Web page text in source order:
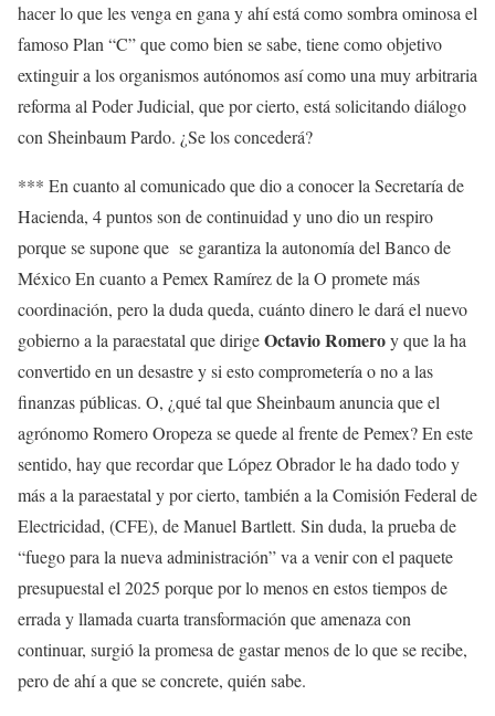
hacer lo que les venga en gana y ahí está como sombra ominosa el
famoso Plan “C” que como bien se sabe, tiene como objetivo
extinguir a los organismos autónomos así como una muy arbitraria
reforma al Poder Judicial, que por cierto, está solicitando diálogo
con Sheinbaum Pardo. ¿Se los concederá?
*** En cuanto al comunicado que dio a conocer la Secretaría de
Hacienda, 4 puntos son de continuidad y uno dio un respiro
porque se supone que se garantiza la autonomía del Banco de
México En cuanto a Pemex Ramírez de la O promete más
coordinación, pero la duda queda, cuánto dinero le dará el nuevo
gobierno a la paraestatal que dirigeOctavio Romeroy que la ha
convertido en un desastre y si esto comprometería o no a las
finanzas públicas. O, ¿qué tal que Sheinbaum anuncia que el
agrónomo Romero Oropeza se quede al frente de Pemex? En este
sentido, hay que recordar que López Obrador le ha dado todo y
más a la paraestatal y por cierto, también a la Comisión Federal de
Electricidad, (CFE), de Manuel Bartlett. Sin duda, la prueba de
“fuego para la nueva administración” va a venir con el paquete
presupuestal el 2025 porque por lo menos en estos tiempos de
errada y llamada cuarta transformación que amenaza con
continuar, surgió la promesa de gastar menos de lo que se recibe,
pero de ahí a que se concrete, quién sabe.